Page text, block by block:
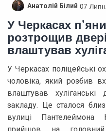
Анатолій Білий 07
У Черкасах
розтрощив
влаштував
У Черкасах поліцейські
чоловіка, який розбив
влаштував хуліганські
закладу. Це сталося
вулиці Пантелеймона